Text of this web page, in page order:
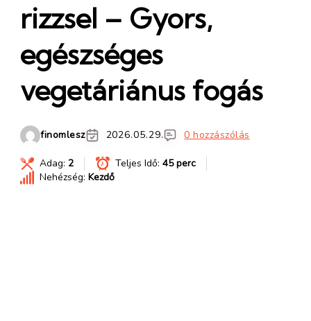
rizzsel – Gyors,
egészséges
vegetáriánus fogás
finomlesz 2026.05.29. 0 hozzászólás
Adag: 2 Teljes Idő: 45 perc
Nehézség: Kezdő